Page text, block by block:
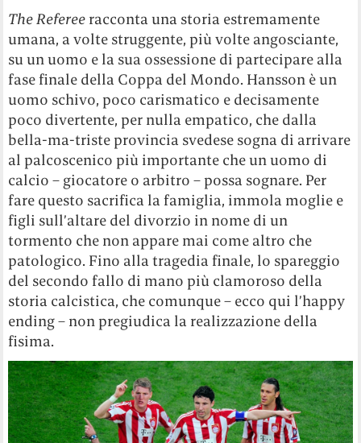
The Referee racconta una storia estremamente
umana, a volte struggente, più volte angosciante,
su un uomo e la sua ossessione di partecipare alla
fase finale della Coppa del Mondo. Hansson è un
uomo schivo, poco carismatico e decisamente
poco divertente, per nulla empatico, che dalla
bella-ma-triste provincia svedese sogna di arrivare
al palcoscenico più importante che un uomo di
calcio – giocatore o arbitro – possa sognare. Per
fare questo sacrifica la famiglia, immola moglie e
figli sull’altare del divorzio in nome di un
tormento che non appare mai come altro che
patologico. Fino alla tragedia finale, lo spareggio
del secondo fallo di mano più clamoroso della
storia calcistica, che comunque – ecco qui l’happy
ending – non pregiudica la realizzazione della
fisima.